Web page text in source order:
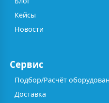
Кейсы
Новости
Сервис
Подбор/Расчёт
Доставка